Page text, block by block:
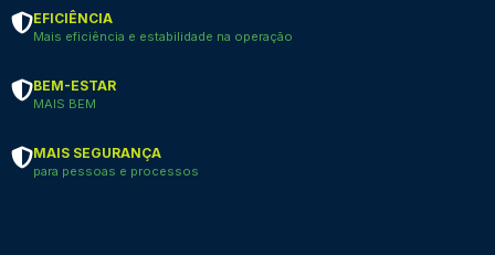
EFICIÊNCIA
Mais eficiência e estabilidade na operação
BEM-ESTAR
MAIS BEM
MAIS SEGURANÇA
para pessoas e processos